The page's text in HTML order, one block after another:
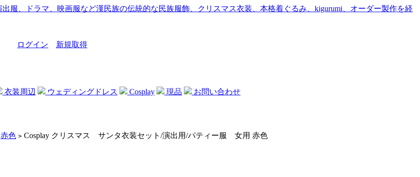
ログイン
新規取得
衣装周辺 ウェディングドレス Cosplay 現品
お問い合わせ
赤色 > Cosplay クリスマス サンタ衣装セット/演出用/パティー服 女用 赤色